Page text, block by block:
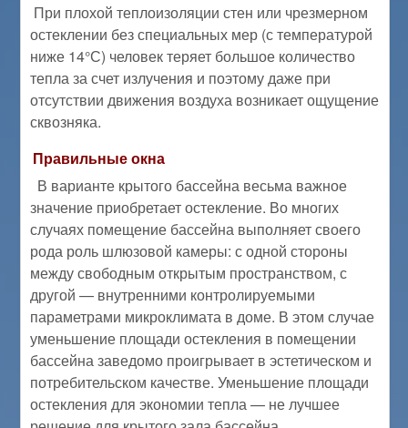
При плохой теплоизоляции стен или чрезмерном
остеклении без специальных мер (с температурой
ниже 14°С) человек теряет большое количество
тепла за счет излучения и поэтому даже при
отсутствии движения воздуха возникает ощущение
сквозняка.
Правильные окна
В варианте крытого бассейна весьма важное
значение приобретает остекление. Во многих
случаях помещение бассейна выполняет своего
рода роль шлюзовой камеры: с одной стороны
между свободным открытым пространством, с
другой — внутренними контролируемыми
параметрами микроклимата в доме. В этом случае
уменьшение площади остекления в помещении
бассейна заведомо проигрывает в эстетическом и
потребительском качестве. Уменьшение площади
остекления для экономии тепла — не лучшее